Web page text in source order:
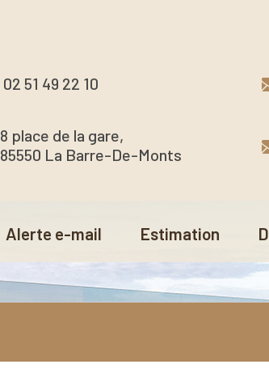
02 51 49 22 10
8 place de la gare,
85550 La Barre-De-Monts
Alerte e-mail Estimation